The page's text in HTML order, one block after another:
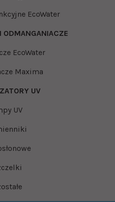
EcoWater
ODMANGANIACZE
EcoWater
Maxima
UV
UV